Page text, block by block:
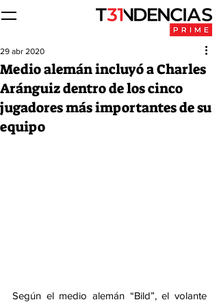
Medio alemán incluyó a Charles
Aránguiz dentro de los cinco
jugadores más importantes de su
equipo
29 abr 2020
Según el medio alemán “Bild”, el volante